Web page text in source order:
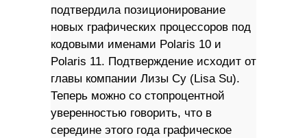
подтвердила позиционирование
новых графических процессоров под
кодовыми именами Polaris 10 и
Polaris 11. Подтверждение исходит от
главы компании Лизы Су (Lisa Su).
Теперь можно со стопроцентной
уверенностью говорить, что в
середине этого года графическое